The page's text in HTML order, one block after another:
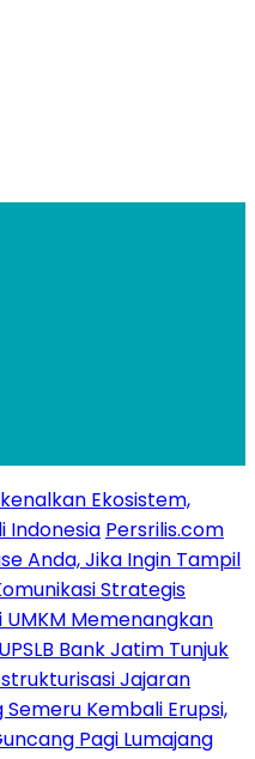
Ekosistem,
Indonesia Persrilis.com
Anda, Jika Ingin Tampil
Strategis
UMKM Memenangkan
Bank Jatim Tunjuk
Jajaran
Semeru Kembali Erupsi,
Pagi Lumajang